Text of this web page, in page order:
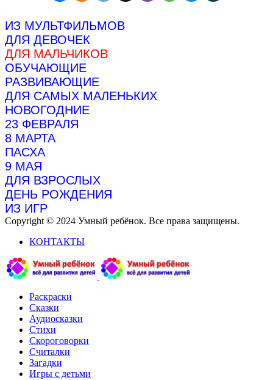
ИЗ МУЛЬТФИЛЬМОВ
ДЛЯ ДЕВОЧЕК
ДЛЯ МАЛЬЧИКОВ
ОБУЧАЮЩИЕ
РАЗВИВАЮЩИЕ
ДЛЯ САМЫХ МАЛЕНЬКИХ
НОВОГОДНИЕ
23 ФЕВРАЛЯ
8 МАРТА
ПАСХА
9 МАЯ
ДЛЯ ВЗРОСЛЫХ
ДЕНЬ РОЖДЕНИЯ
ИЗ ИГР
Copyright © 2024 Умный ребёнок. Все права защищены.
КОНТАКТЫ
Раскраски
Сказки
Аудиосказки
Стихи
Скороговорки
Считалки
Загадки
Игры с детьми